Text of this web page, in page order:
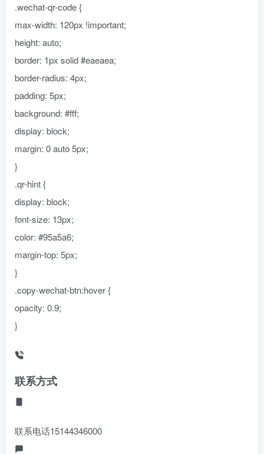
.wechat-qr-code {
max-width: 120px !important;
height: auto;
border: 1px solid #eaeaea;
border-radius: 4px;
padding: 5px;
background: #fff;
display: block;
margin: 0 auto 5px;
}
.qr-hint {
display: block;
font-size: 13px;
color: #95a5a6;
margin-top: 5px;
}
.copy-wechat-btn:hover {
opacity: 0.9;
}
联系方式
联系电话15144346000